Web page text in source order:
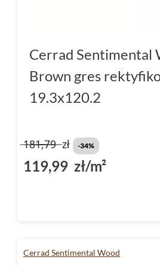
Cerrad Sentimental
Brown gres
19.3x120.2
181,79zł -34%
119,99 zł/m²
Cerrad Sentimental Wood